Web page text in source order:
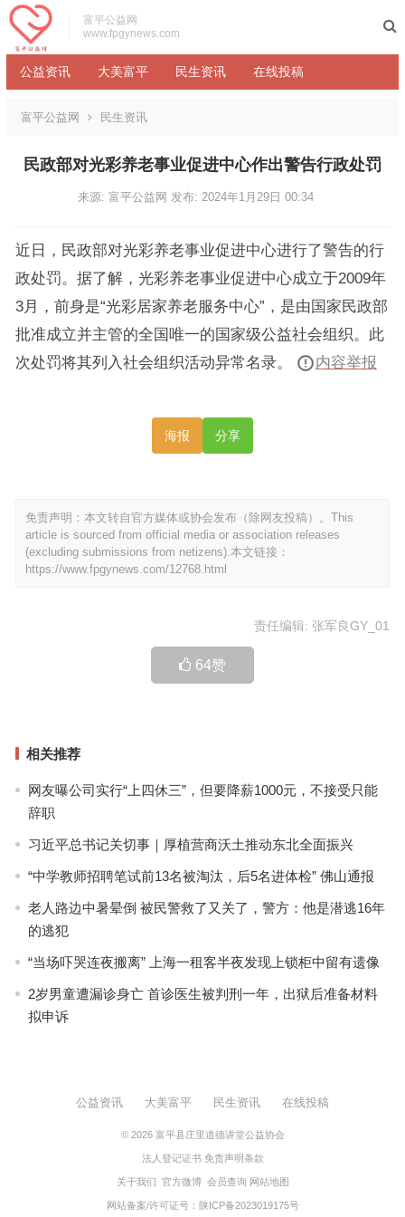
富平公益网
www.fpgynews.com
公益资讯 大美富平 民生资讯 在线投稿
富平公益网 民生资讯
民政部对光彩养老事业促进中心作出警告行政处罚
来源: 富平公益网发布: 2024年1月29日 00:34
近日，民政部对光彩养老事业促进中心进行了警告的行
政处罚。据了解，光彩养老事业促进中心成立于2009年
3月，前身是“光彩居家养老服务中心”，是由国家民政部
批准成立并主管的全国唯一的国家级公益社会组织。此
次处罚将其列入社会组织活动异常名录。
内容举报
海报 分享
免责声明：本文转自官方媒体或协会发布（除网友投稿）。This
article is sourced from official media or association releases
(excluding submissions from netizens).本文链接：
https://www.fpgynews.com/12768.html
责任编辑: 张军良GY_01
64赞
相关推荐
网友曝公司实行“上四休三”，但要降薪1000元，不接受只能
辞职
习近平总书记关切事｜厚植营商沃土推动东北全面振兴
“中学教师招聘笔试前13名被淘汰，后5名进体检” 佛山通报
老人路边中暑晕倒 被民警救了又关了，警方：他是潜逃16年
的逃犯
“当场吓哭连夜搬离” 上海一租客半夜发现上锁柜中留有遗像
2岁男童遭漏诊身亡 首诊医生被判刑一年，出狱后准备材料
拟申诉
公益资讯 大美富平 民生资讯 在线投稿
© 2026 富平县庄里道德讲堂公益协会
法人登记证书 免责声明条款
关于我们 官方微博 会员查询 网站地图
网站备案/许可证号： 陕ICP备2023019175号